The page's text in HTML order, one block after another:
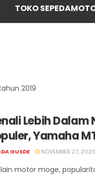
TOKO
2019
Lebih Dalam
Yamaha
GUSDE NOVEMBER 27, 2020
motor moge,